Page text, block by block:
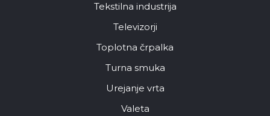
Tekstilna industrija
Televizorji
Toplotna črpalka
Turna smuka
Urejanje vrta
Valeta